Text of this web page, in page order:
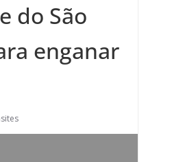
do São
enganar